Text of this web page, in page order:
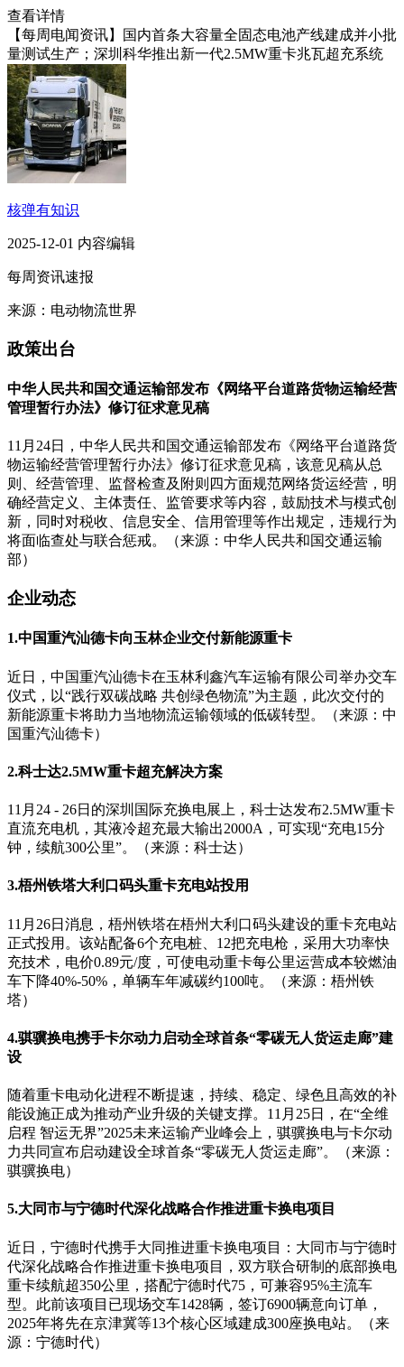
查看详情
【每周电闻资讯】国内首条大容量全固态电池产线建成并小批
量测试生产；深圳科华推出新一代2.5MW重卡兆瓦超充系统
核弹有知识
2025-12-01 内容编辑
每周资讯速报
来源：电动物流世界
政策出台
中华人民共和国交通运输部发布《网络平台道路货物运输经营
管理暂行办法》修订征求意见稿
11月24日，中华人民共和国交通运输部发布《网络平台道路货
物运输经营管理暂行办法》修订征求意见稿，该意见稿从总
则、经营管理、监督检查及附则四方面规范网络货运经营，明
确经营定义、主体责任、监管要求等内容，鼓励技术与模式创
新，同时对税收、信息安全、信用管理等作出规定，违规行为
将面临查处与联合惩戒。（来源：中华人民共和国交通运输
部）
企业动态
1.中国重汽汕德卡向玉林企业交付新能源重卡
近日，中国重汽汕德卡在玉林利鑫汽车运输有限公司举办交车
仪式，以“践行双碳战略 共创绿色物流”为主题，此次交付的
新能源重卡将助力当地物流运输领域的低碳转型。（来源：中
国重汽汕德卡）
2.科士达2.5MW重卡超充解决方案
11月24 - 26日的深圳国际充换电展上，科士达发布2.5MW重卡
直流充电机，其液冷超充最大输出2000A，可实现“充电15分
钟，续航300公里”。（来源：科士达）
3.梧州铁塔大利口码头重卡充电站投用
11月26日消息，梧州铁塔在梧州大利口码头建设的重卡充电站
正式投用。该站配备6个充电桩、12把充电枪，采用大功率快
充技术，电价0.89元/度，可使电动重卡每公里运营成本较燃油
车下降40%-50%，单辆车年减碳约100吨。（来源：梧州铁
塔）
4.骐骥换电携手卡尔动力启动全球首条“零碳无人货运走廊”建
设
随着重卡电动化进程不断提速，持续、稳定、绿色且高效的补
能设施正成为推动产业升级的关键支撑。11月25日，在“全维
启程 智运无界”2025未来运输产业峰会上，骐骥换电与卡尔动
力共同宣布启动建设全球首条“零碳无人货运走廊”。（来源：
骐骥换电）
5.大同市与宁德时代深化战略合作推进重卡换电项目
近日，宁德时代携手大同推进重卡换电项目：大同市与宁德时
代深化战略合作推进重卡换电项目，双方联合研制的底部换电
重卡续航超350公里，搭配宁德时代75，可兼容95%主流车
型。此前该项目已现场交车1428辆，签订6900辆意向订单，
2025年将先在京津冀等13个核心区域建成300座换电站。（来
源：宁德时代）